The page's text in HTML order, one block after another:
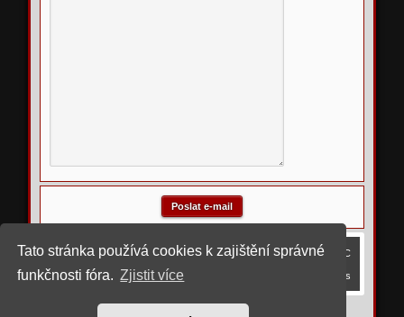
Tato stránka používá cookies k zajištění správné
funkčnosti fóra. Zjistit více
Obsah fóra Všechny časy jsou v UTC
Smazat cookies
Kontaktujte nás